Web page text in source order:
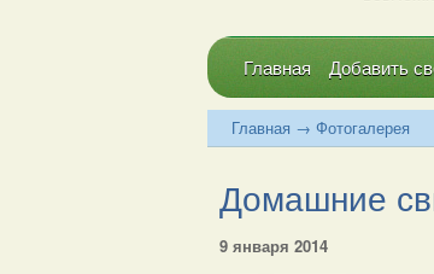
Главная Добавить
Главная → Фотогалерея
Домашние
9 января 2014